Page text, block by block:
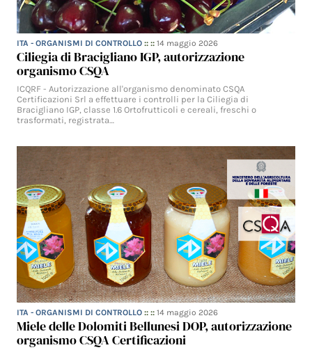
ITA - ORGANISMI DI CONTROLLO :: ::14 maggio 2026
Ciliegia di Bracigliano IGP, autorizzazione
organismo CSQA
ICQRF - Autorizzazione all'organismo denominato CSQA
Certificazioni Srl a effettuare i controlli per la Ciliegia di
Bracigliano IGP, classe 1.6 Ortofrutticoli e cereali, freschi o
trasformati, registrata…
ITA - ORGANISMI DI CONTROLLO :: ::14 maggio 2026
Miele delle Dolomiti Bellunesi DOP, autorizzazione
organismo CSQA Certificazioni